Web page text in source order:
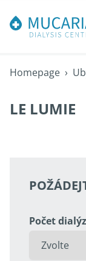
Homepage ›
LE LUMIE
Počet